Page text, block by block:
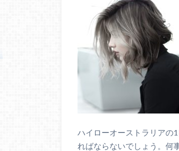
ハイローオーストラリアの
ればならないでしょう。何